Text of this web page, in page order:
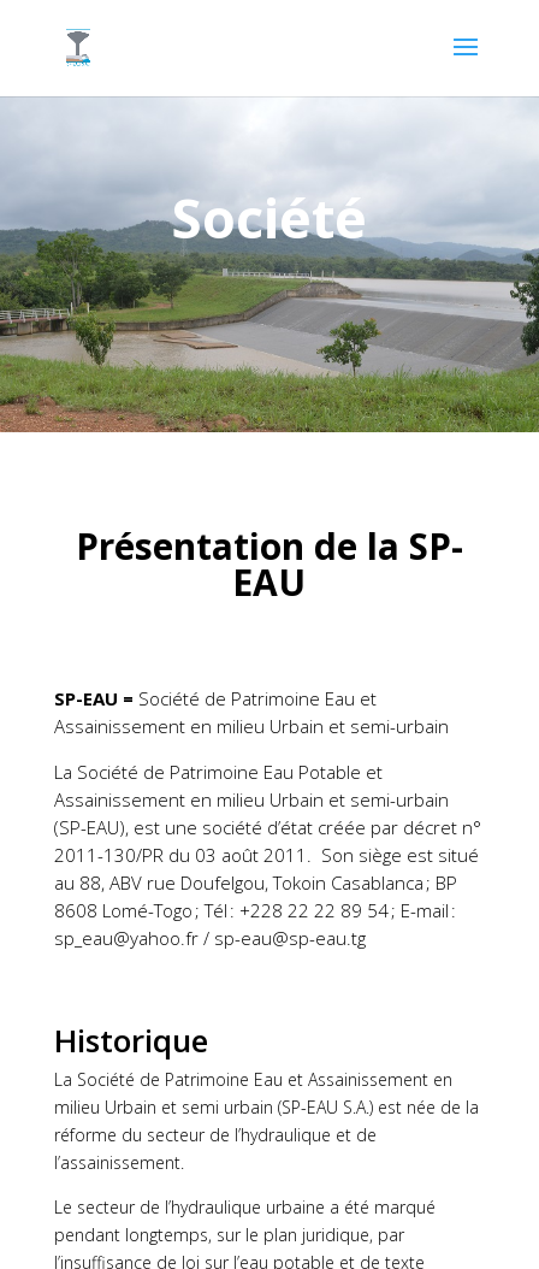
Société
Présentation de la SP-
EAU
SP-EAU = Société de Patrimoine Eau et
Assainissement en milieu Urbain et semi-urbain
La Société de Patrimoine Eau Potable et
Assainissement en milieu Urbain et semi-urbain
(SP-EAU), est une société d’état créée par décret n°
2011-130/PR du 03 août 2011. Son siège est situé
au 88, ABV rue Doufelgou, Tokoin Casablanca ; BP
8608 Lomé-Togo ; Tél : +228 22 22 89 54 ; E-mail :
sp_eau@yahoo.fr / sp-eau@sp-eau.tg
Historique
La Société de Patrimoine Eau et Assainissement en
milieu Urbain et semi urbain (SP-EAU S.A.) est née de la
réforme du secteur de l’hydraulique et de
l’assainissement.
Le secteur de l’hydraulique urbaine a été marqué
pendant longtemps, sur le plan juridique, par
l’insuffisance de loi sur l’eau potable et de texte